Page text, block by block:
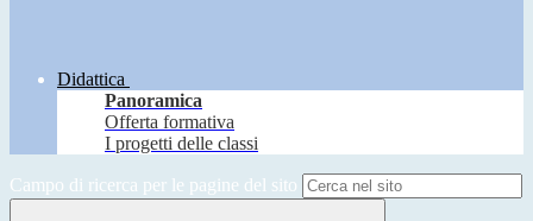
Didattica
Panoramica
Offerta formativa
I progetti delle classi
Campo di ricerca per le pagine del sito